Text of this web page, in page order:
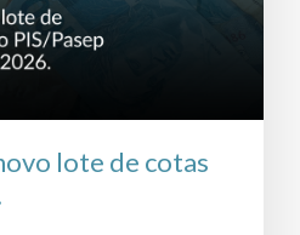
lote de cotas